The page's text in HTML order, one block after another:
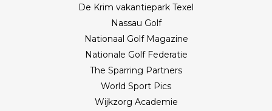
De Krim vakantiepark Texel
Nassau Golf
Nationaal Golf Magazine
Nationale Golf Federatie
The Sparring Partners
World Sport Pics
Wijkzorg Academie